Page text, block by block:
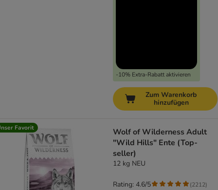
-10% Extra-Rabatt aktivieren
Zum Warenkorb
hinzufügen
Favorit
Wolf of Wilderness Adult
"Wild Hills" Ente (Top-
seller)
12 kg NEU
Rating: 4.6/5 (2212)